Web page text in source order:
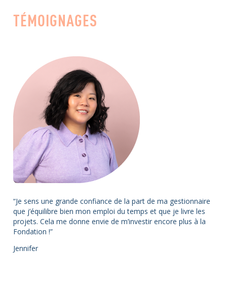
TÉMOIGNAGES
“Je sens une grande confiance de la part de ma gestionnaire
que j’équilibre bien mon emploi du temps et que je livre les
projets. Cela me donne envie de m’investir encore plus à la
Fondation !”
Jennifer